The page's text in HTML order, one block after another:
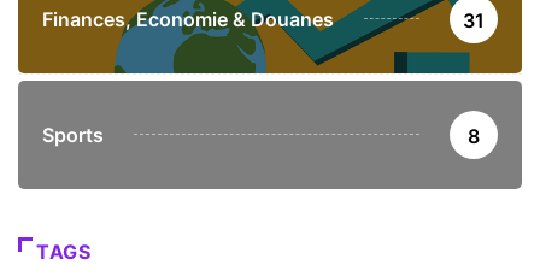
Finances, Economie & Douanes 31
Sports 8
TAGS